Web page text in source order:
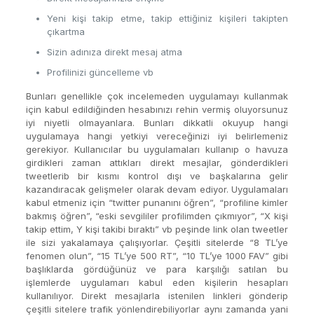
Yeni kişi takip etme, takip ettiğiniz kişileri takipten
çıkartma
Sizin adınıza direkt mesaj atma
Profilinizi güncelleme vb
Bunları genellikle çok incelemeden uygulamayı kullanmak
için kabul edildiğinden hesabınızı rehin vermiş oluyorsunuz
iyi niyetli olmayanlara. Bunları dikkatli okuyup hangi
uygulamaya hangi yetkiyi vereceğinizi iyi belirlemeniz
gerekiyor. Kullanıcılar bu uygulamaları kullanıp o havuza
girdikleri zaman attıkları direkt mesajlar, gönderdikleri
tweetlerib bir kısmı kontrol dışı ve başkalarına gelir
kazandıracak gelişmeler olarak devam ediyor. Uygulamaları
kabul etmeniz için “twitter punanını öğren”, “profiline kimler
bakmış öğren”, “eski sevgililer profilimden çıkmıyor”, “X kişi
takip ettim, Y kişi takibi bıraktı” vb peşinde link olan tweetler
ile sizi yakalamaya çalışıyorlar. Çeşitli sitelerde “8 TL’ye
fenomen olun”, “15 TL’ye 500 RT”, “10 TL’ye 1000 FAV” gibi
başlıklarda gördüğünüz ve para karşılığı satılan bu
işlemlerde uygulamarı kabul eden kişilerin hesapları
kullanılıyor. Direkt mesajlarla istenilen linkleri gönderip
çeşitli sitelere trafik yönlendirebiliyorlar aynı zamanda yani